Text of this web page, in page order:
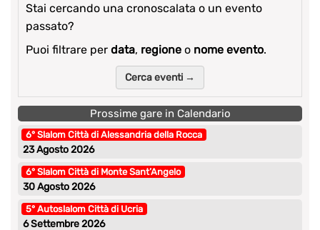
Stai cercando una cronoscalata o un evento
passato?
Puoi filtrare per data, regione o nome evento.
Cerca eventi →
Prossime gare in Calendario
6° Slalom Città di Alessandria della Rocca
23 Agosto 2026
6° Slalom Città di Monte Sant’Angelo
30 Agosto 2026
5° Autoslalom Città di Ucria
6 Settembre 2026